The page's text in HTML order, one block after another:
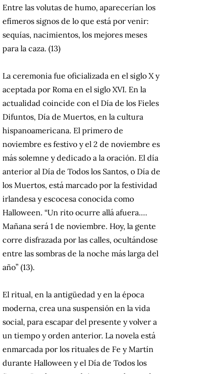
Entre las volutas de humo, aparecerían los
efímeros signos de lo que está por venir:
sequías, nacimientos, los mejores meses
para la caza. (13)
La ceremonia fue oficializada en el siglo X y
aceptada por Roma en el siglo XVI. En la
actualidad coincide con el Día de los Fieles
Difuntos, Día de Muertos, en la cultura
hispanoamericana. El primero de
noviembre es festivo y el 2 de noviembre es
más solemne y dedicado a la oración. El día
anterior al Día de Todos los Santos, o Día de
los Muertos, está marcado por la festividad
irlandesa y escocesa conocida como
Halloween. “Un rito ocurre allá afuera….
Mañana será 1 de noviembre. Hoy, la gente
corre disfrazada por las calles, ocultándose
entre las sombras de la noche más larga del
año” (13).
El ritual, en la antigüedad y en la época
moderna, crea una suspensión en la vida
social, para escapar del presente y volver a
un tiempo y orden anterior. La novela está
enmarcada por los rituales de Fe y Martín
durante Halloween y el Día de Todos los